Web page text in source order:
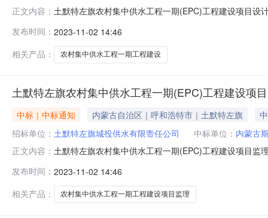
正文内容： 土默特左旗农村集中供水工程一期(EPC)工程建设项目
目设计与施工标段招标方式公开招标开标时间2023年10
第二公路工程局有限
发布时间： 2023-11-02 14:46
相关产品：
农村集中供水工程一期工程建设
土默特左旗农村集中供水工程一期(EPC)工程建设项
中标｜中标通知 内蒙古自治区｜呼和浩特市｜土默特左旗
招标单位： 土默特左旗城投供水有限责任公司 中标单位： 内蒙古
正文内容： 土默特左旗农村集中供水工程一期(EPC)工程建设项目
标方式公开招标开标时间2023年10月13日09时30分00
理有限公司8129
发布时间： 2023-11-02 14:46
相关产品：
农村集中供水工程一期工程建设项目监理